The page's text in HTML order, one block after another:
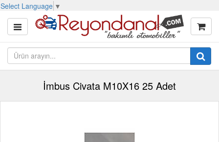
Select Language ▼
İmbus Civata M10X16 25 Adet